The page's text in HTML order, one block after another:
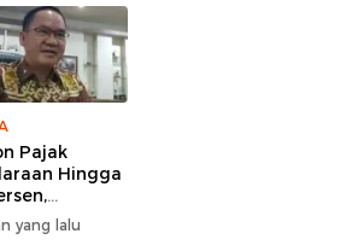
Pajak
Hingga
Genjot
Kendaraan
yang lalu